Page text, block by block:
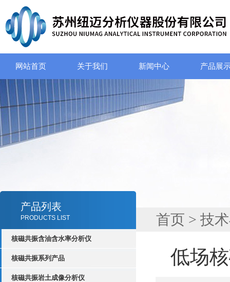
网站首页 关于我们 新闻中心 产品展
产品列表
PRODUCTS LIST
核磁共振含油含水率分析仪
核磁共振系列产品
核磁共振岩土成像分析仪
首页 > 技
低场